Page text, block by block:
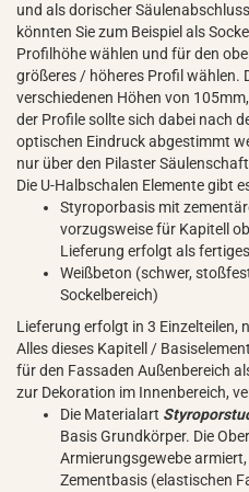
und als dorischer
könnten Sie zum Beispiel als
Profilhöhe wählen und für den
größeres / höheres Profil wählen.
verschiedenen Höhen von
der Profile sollte sich dabei nach
optischen Eindruck abgestimmt
nur über den Pilaster
Die U-Halbschalen Elemente gibt
Styroporbasis mit
vorzugsweise für Kapitell
Lieferung erfolgt als
Weißbeton (schwer,
Sockelbereich)
Lieferung erfolgt in 3 Einzelteilen,
Alles dieses Kapitell /
für den Fassaden Außenbereich
zur Dekoration im Innenbereich,
Die Materialart
Basis Grundkörper. Die
Armierungsgewebe
Zementbasis (elastischen